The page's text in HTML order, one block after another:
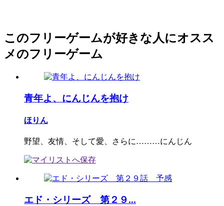
このフリーゲームが好きな人にオスス
メのフリーゲーム
青年よ、にんじんを抱け
ほりん
野望、友情、そして愛、さらに………にんじん
エド・シリーズ 第２９...